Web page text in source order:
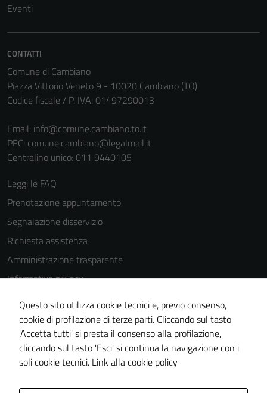
Eventi
CONTATTI
Comune di Cambiano
Piazza Vittorio Veneto 9 - 10020 Cambiano (TO)
Codice fiscale / P. IVA: 01497290013
Email: info@comune.cambiano.to.it
PEC: comune.cambiano@legalmail.it
Centralino unico: 011 9440105
Leggi le FAQ
Prenotazione appuntamento
Segnalazione disservizio
Richiesta assistenza
Amministrazione trasparente
Informativa privacy
Cookie Policy
Note legali
Dichiarazione di accessibilità
Piano di miglioramento del sito
Questo sito utilizza cookie tecnici e, previo consenso,
cookie di profilazione di terze parti. Cliccando sul tasto
'Accetta tutti' si presta il consenso alla profilazione,
cliccando sul tasto 'Esci' si continua la navigazione con i
soli cookie tecnici. Link alla cookie policy